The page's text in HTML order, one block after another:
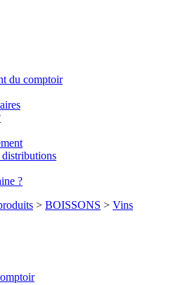
du comptoir
distributions
?
> BOISSONS > Vins